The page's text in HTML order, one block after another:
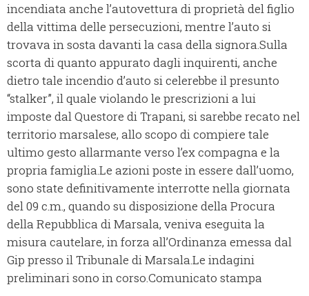
incendiata anche l’autovettura di proprietà del figlio
della vittima delle persecuzioni, mentre l’auto si
trovava in sosta davanti la casa della signora.Sulla
scorta di quanto appurato dagli inquirenti, anche
dietro tale incendio d’auto si celerebbe il presunto
“stalker”, il quale violando le prescrizioni a lui
imposte dal Questore di Trapani, si sarebbe recato nel
territorio marsalese, allo scopo di compiere tale
ultimo gesto allarmante verso l’ex compagna e la
propria famiglia.Le azioni poste in essere dall’uomo,
sono state definitivamente interrotte nella giornata
del 09 c.m., quando su disposizione della Procura
della Repubblica di Marsala, veniva eseguita la
misura cautelare, in forza all’Ordinanza emessa dal
Gip presso il Tribunale di Marsala.Le indagini
preliminari sono in corso.Comunicato stampa